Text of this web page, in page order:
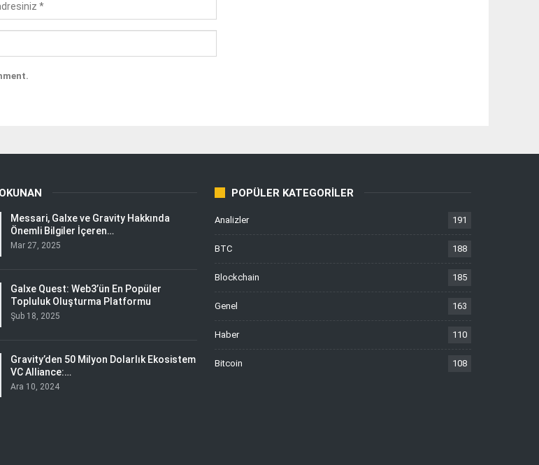
Messari, Galxe ve Gravity Hakkında
Önemli Bilgiler İçeren…
Mar 27, 2025
Galxe Quest: Web3’ün En Popüler
Topluluk Oluşturma Platformu
Şub 18, 2025
Gravity’den 50 Milyon Dolarlık Ekosistem
VC Alliance:…
Ara 10, 2024
POPÜLER KATEGORILER
Analizler 191
BTC 188
Blockchain 185
Genel 163
Haber 110
Bitcoin 108